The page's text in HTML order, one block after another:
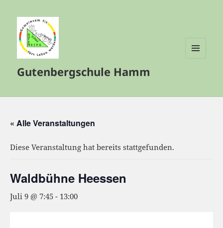
Gutenbergschule Hamm
« Alle Veranstaltungen
Diese Veranstaltung hat bereits stattgefunden.
Waldbühne Heessen
Juli 9 @ 7:45 - 13:00